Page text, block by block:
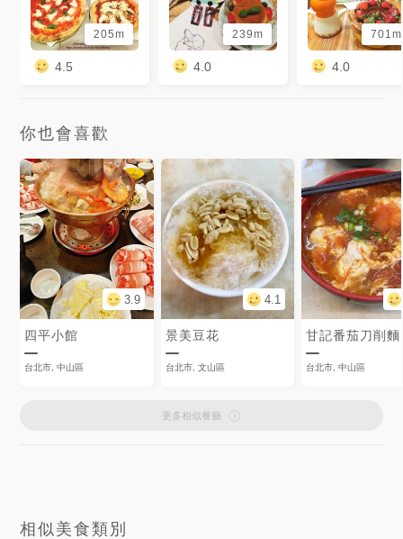
205m
4.5
239m
4.0
701m
4.0
你也會喜歡
3.9
四平小館
台北市, 中山區
4.1
景美豆花
台北市, 文山區
甘記番茄刀削麵
台北市, 中山區
更多相似餐廳
相似美食類別